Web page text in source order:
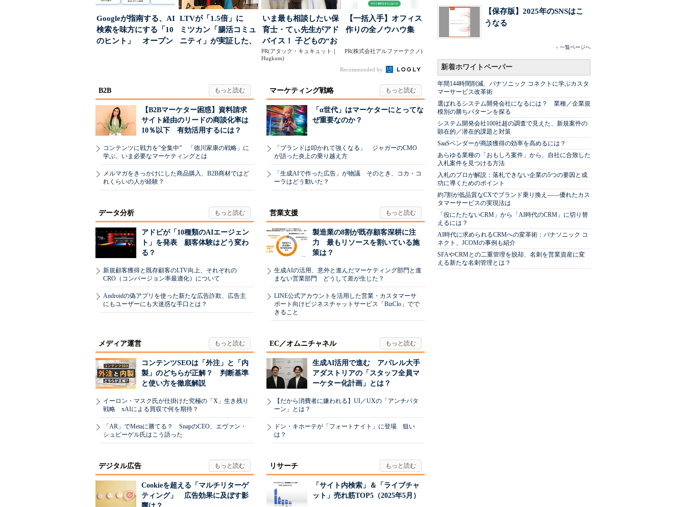
Googleが指南する、AI
検索を味方にする「10
のヒント」 オープン
LTVが「1.5倍」に
ミツカン「腸活コミュ
ニティ」が実証した、
いま最も相談したい保
育士・てぃ先生がアド
バイス！ 子どもの“お
てつだい”に、どん...
PR(アタック・キュキュット｜
Hugkum)
【一括入手】オフィス
作りの全ノウハウ集
PR(株式会社アルファーテクノ)
Recommended by
B2B
【B2Bマーケター困惑】資料請求
サイト経由のリードの商談化率は
10％以下 有効活用するには？
コンテンツに戦力を“全集中” 「徳川家康の戦略」に
学ぶ、いま必要なマーケティングとは
メルマガをきっかけにした商品購入、B2B商材ではど
れくらいの人が経験？
マーケティング戦略
「α世代」はマーケターにとってな
ぜ重要なのか？
「ブランドは叩かれて強くなる」 ジャガーのCMO
が語った炎上の乗り越え方
「生成AIで作った広告」が物議 そのとき、コカ・コ
ーラはどう動いた？
データ分析
アドビが「10種類のAIエージェン
ト」を発表 顧客体験はどう変わ
る？
新規顧客獲得と既存顧客のLTV向上、それぞれの
CRO（コンバージョン率最適化）について
Androidの偽アプリを使った新たな広告詐欺、広告主
にもユーザーにも大迷惑な手口とは？
営業支援
製造業の8割が既存顧客深耕に注
力 最もリソースを割いている施
策は？
生成AIの活用、意外と進んだマーケティング部門と進
まない営業部門 どうして差が生じた？
LINE公式アカウントを活用した営業・カスタマーサ
ポート向けビジネスチャットサービス「BizClo」でで
きること
メディア運営
コンテンツSEOは「外注」と「内
製」のどちらが正解？ 判断基準
と使い方を徹底解説
イーロン・マスク氏が仕掛けた究極の「X」生き残り
戦略 xAIによる買収で何を期待？
「AR」でMetaに勝てる？ SnapのCEO、エヴァン・
シュピーゲル氏はこう語った
EC／オムニチャネル
生成AI活用で進む アパレル大手
アダストリアの「スタッフ全員マ
ーケター化計画」とは？
【だから消費者に嫌われる】UI／UXの「アンチパタ
ーン」とは？
ドン・キホーテが「フォートナイト」に登場 狙い
は？
デジタル広告
Cookieを超える「マルチリターゲ
ティング」 広告効果に及ぼす影
リサーチ
「サイト内検索」＆「ライブチャ
ット」売れ筋TOP5（2025年5月）
【保存版】2025年のSNSはこ
うなる
» 一覧ページへ
新着ホワイトペーパー
年間144時間削減、パナソニック コネクトに学ぶカスタ
マーサービス改革術
選ばれるシステム開発会社になるには？ 業種／企業規
模別の勝ちパターンを探る
システム開発会社100社超の調査で見えた、新規案件の
顕在的／潜在的課題と対策
SaaSベンダーが商談獲得の効率を高めるには？
あらゆる業種の「おもしろ案件」から、自社に合致した
入札案件を見つける方法
入札のプロが解説：落札できない企業の5つの要因と成
功に導くためのポイント
約7割が低品質なCXでブランド乗り換え――優れたカス
タマーサービスの実現法は
「役にたたないCRM」から「AI時代のCRM」に切り替
えるには？
AI時代に求められるCRMへの変革術：パナソニック コ
ネクト、JCOMの事例も紹介
SFAやCRMとの二重管理を脱却、名刺を営業資産に変
える新たな名刺管理とは？